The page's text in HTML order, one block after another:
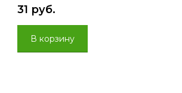
31 руб.
В корзину